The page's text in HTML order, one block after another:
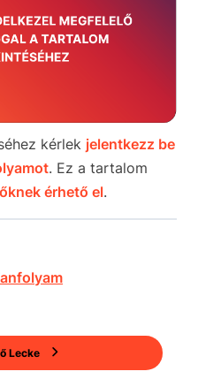
kérlek jelentkezz be
. Ez a tartalom
érhető el.
Lecke